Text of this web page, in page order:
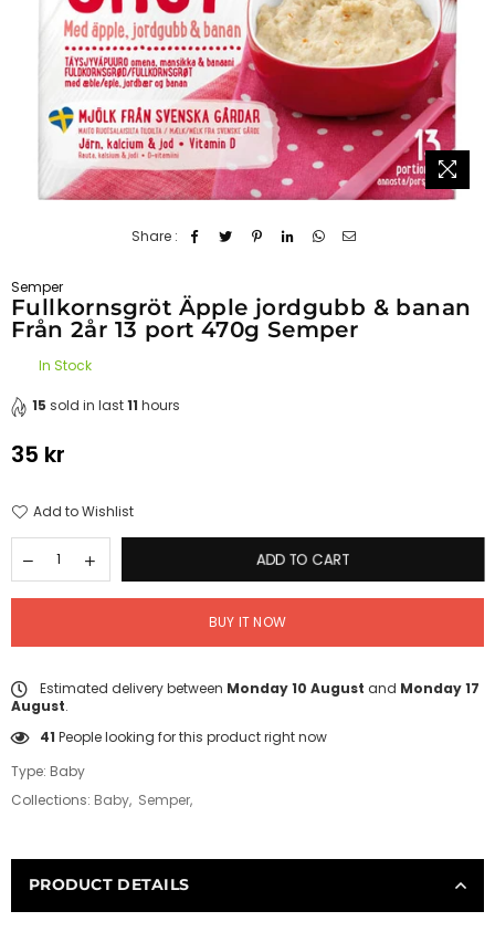
Share :
Semper
Fullkornsgröt Äpple jordgubb & banan
Från 2år 13 port 470g Semper
In Stock
15 sold in last11 hours
Regular
35 kr
Add to Wishlist
ADD TO CART
BUY IT NOW
Estimated delivery between Monday 10 August and Monday 17
August.
41 People looking for this product right now
Type: Baby
Collections: Baby, Semper,
PRODUCT DETAILS